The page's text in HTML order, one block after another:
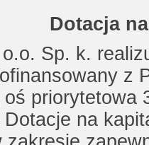
Dotacja
Sp. k.
z
priorytetowa
Dotacje na